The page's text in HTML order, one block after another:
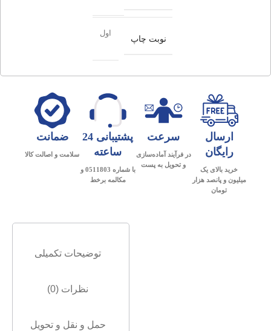
نوبت چاپ
اول
ارسال
رایگان
خرید بالای یک
میلیون و پانصد هزار
تومان
سرعت
در فرآیند آماده‌سازی
و تحویل به پست
پشتیبانی 24
ساعته
با شماره 0511803 و
مکالمه برخط
ضمانت
سلامت و اصالت کالا
توضیحات تکمیلی
نظرات (0)
حمل و نقل و تحویل